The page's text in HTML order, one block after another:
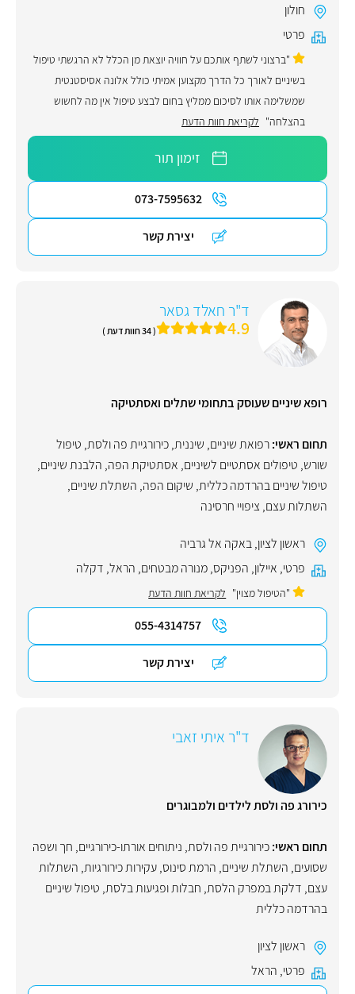
חולון
פרטי
"ברצוני לשתף אותכם על חוויה יוצאת מן הכלל לא הרגשתי טיפול
בשיניים לאורך כל הדרך מקצוען אמיתי כולל אלונה אסיסטנטית
שמשלימה אותו לסיכום ממליץ בחום לבצע טיפול אין מה לחשוש
בהצלחה" לקריאת חוות הדעת
זימון תור
073-7595632
יצירת קשר
ד"ר חאלד גסאר
4.9 ( 34 חוות דעת )
רופא שיניים שעוסק בתחומי שתלים ואסתטיקה
תחום ראשי:רפואת שיניים, שיננית,כירורגיית פה ולסת, טיפול
שורש, טיפולים אסתטיים לשיניים, אסתטיקת הפה, הלבנת שיניים,
טיפול שיניים בהרדמה כללית, שיקום הפה, השתלת שיניים,
השתלות עצם, ציפויי חרסינה
ראשון לציון,באקה אל גרביה
פרטי, איילון, הפניקס,מנורה מבטחים, הראל, דקלה
"הטיפול מצוין" לקריאת חוות הדעת
055-4314757
יצירת קשר
ד"ר איתי זאבי
כירורג פה ולסת לילדים ולמבוגרים
תחום ראשי:כירורגיית פה ולסת, ניתוחים אורתו-כירורגיים, חך ושפה
שסועים, השתלת שיניים, הרמת סינוס,עקירות כירורגיות, השתלות
עצם, דלקת במפרק הלסת, חבלות ופגיעות בלסת, טיפול שיניים
בהרדמה כללית
ראשון לציון
פרטי, הראל